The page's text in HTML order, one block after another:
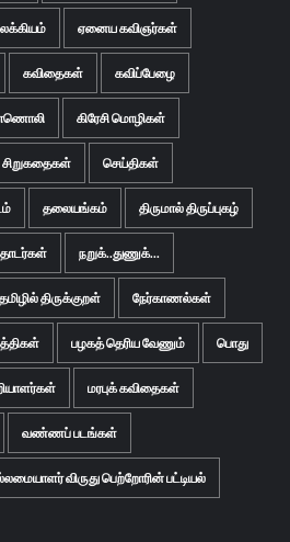
ஏனைய கவிஞர்கள்
கவிதைகள் கவிப்பேழை
கிரேசி மொழிகள்
சிறுகதைகள் செய்திகள்
தலையங்கம் திருமால் திருப்புகழ்
நறுக்..துணுக்...
திருக்குறள் நேர்காணல்கள்
பழகத் தெரிய வேணும் பொது
மரபுக் கவிதைகள்
வண்ணப் படங்கள்
விருது பெற்றோரின் பட்டியல்